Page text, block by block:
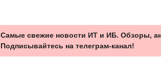
Самые свежие новости ИТ и ИБ. Обзоры,
Подписывайтесь на телеграм-канал!